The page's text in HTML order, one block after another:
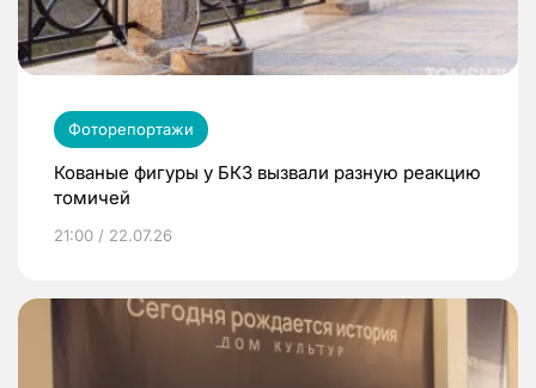
Фоторепортажи
Кованые фигуры у БКЗ вызвали разную реакцию
томичей
21:00 / 22.07.26